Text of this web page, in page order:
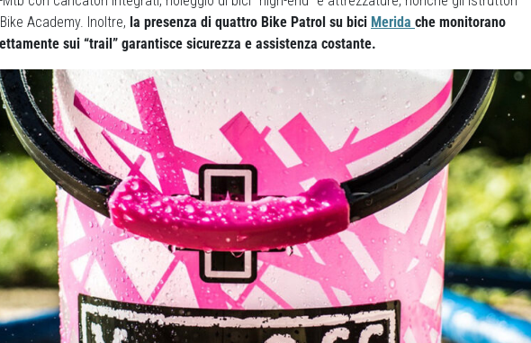
Academy. Inoltre, la presenza di quattro Bike Patrol su bici Merida che monitorano
sui “trail” garantisce sicurezza e assistenza costante.